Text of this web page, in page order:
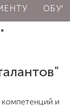
компетенций и